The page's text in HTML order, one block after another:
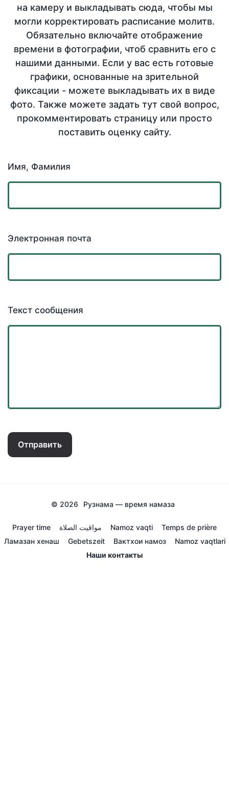
на камеру и выкладывать сюда, чтобы мы
могли корректировать расписание молитв.
Обязательно включайте отображение
времени в фотографии, чтоб сравнить его с
нашими данными. Если у вас есть готовые
графики, основанные на зрительной
фиксации - можете выкладывать их в виде
фото. Также можете задать тут свой вопрос,
прокомментировать страницу или просто
поставить оценку сайту.
Имя, Фамилия
Электронная почта
Текст сообщения
Отправить
© 2026 Рузнама — время намаза
Prayer time مواقيت الصلاة Namoz vaqti
Temps de prière
Ламазан хенаш
Gebetszeit Вактхои намоз
Namoz vaqtlari
Наши контакты